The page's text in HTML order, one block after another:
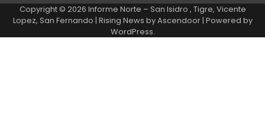
Copyright © 2026 Informe Norte – San Isidro , Tigre, Vicente
Lopez, San Fernando | Rising News byAscendoor| Powered by
WordPress.